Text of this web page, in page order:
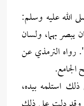
الله عليه وسلم:
يبصر بهما، ولسان
رواه الترمذي عن
استلمه بيده،